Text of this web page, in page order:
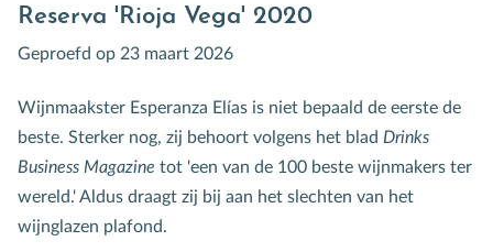
Reserva 'Rioja Vega' 2020
Geproefd op 23 maart 2026
Wijnmaakster Esperanza Elías is niet bepaald de eerste de
beste. Sterker nog, zij behoort volgens het blad Drinks
Business Magazine tot 'een van de 100 beste wijnmakers ter
wereld.' Aldus draagt zij bij aan het slechten van het
wijnglazen plafond.